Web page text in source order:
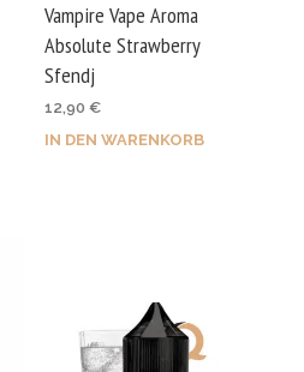
Vampire Vape Aroma
Absolute Strawberry
Sfendj
12,90 €
IN DEN WARENKORB